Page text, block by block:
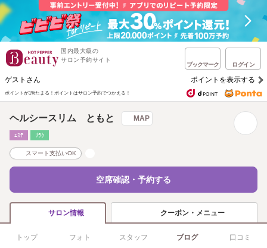
国内最大級の
サロン予約サイト
ブックマーク ログイン
ゲストさん ポイントを表示する
ポイントが1%たまる！ ポイントはサロン予約でつかえる！
ヘルシースリム ともと MAP
ｴｽﾃ ﾘﾗｸ
スマート支払いOK
空席確認・予約する
サロン情報 クーポン・メニュー
トップ フォト スタッフ ブログ 口コミ